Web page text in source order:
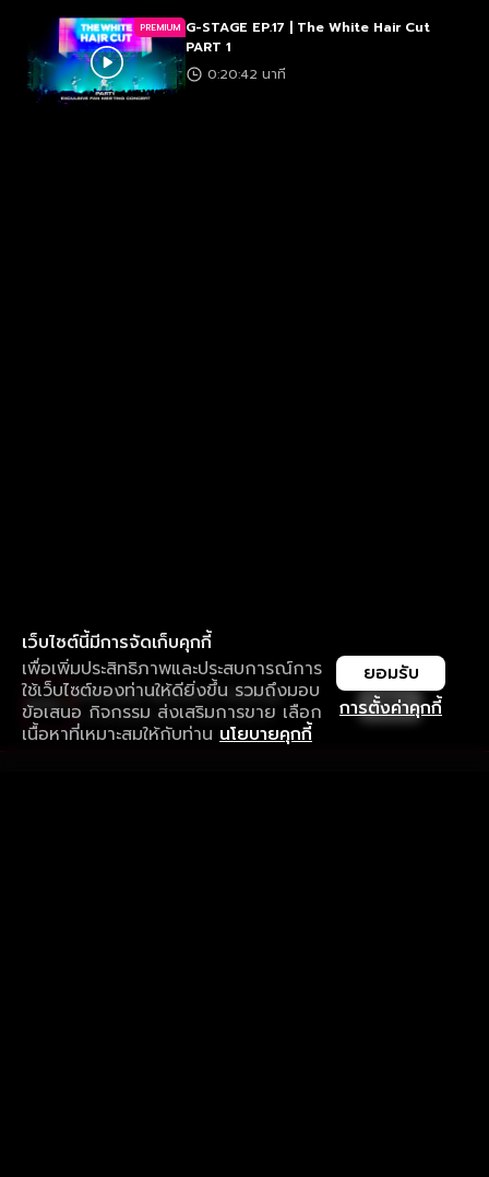
PREMIUM G-STAGE EP.17 | The White Hair Cut
PART 1
0:20:42 นาที
เว็บไซต์นี้มีการจัดเก็บคุกกี้
เพื่อเพิ่มประสิทธิภาพและประสบการณ์การ
ใช้เว็บไซต์ของท่านให้ดียิ่งขึ้น รวมถึงมอบ
ข้อเสนอ กิจกรรม ส่งเสริมการขาย เลือก
เนื้อหาที่เหมาะสมให้กับท่าน นโยบายคุกกี้
การตั้งค่าคุกกี้
ยอมรับ
ใช้งานแอป ลื่นไหลกว่า ไม่มีสะดุด
ดาวน์โหลดแอปเพื่อการรับชมที่ดีกว่า เปิด